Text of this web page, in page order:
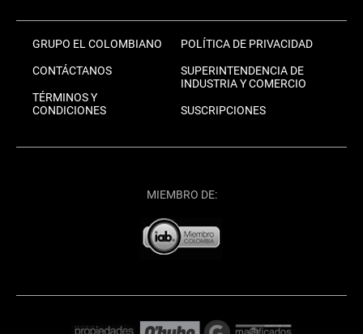
GRUPO EL COLOMBIANO
CONTÁCTANOS
TÉRMINOS Y
CONDICIONES
POLÍTICA DE PRIVACIDAD
SUPERINTENDENCIA DE
INDUSTRIA Y COMERCIO
SUSCRIPCIONES
MIEMBRO DE: